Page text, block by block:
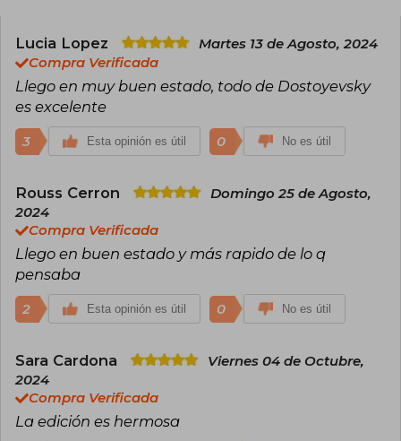
Lucia Lopez
Martes 13 de Agosto, 2024
Compra Verificada
Llego en muy buen estado, todo de Dostoyevsky
es excelente
3 Esta opinión es útil 0 No es útil
Rouss Cerron
Domingo 25 de Agosto,
2024
Compra Verificada
Llego en buen estado y más rapido de lo q
pensaba
2 Esta opinión es útil 0 No es útil
Sara Cardona
Viernes 04 de Octubre,
2024
Compra Verificada
La edición es hermosa